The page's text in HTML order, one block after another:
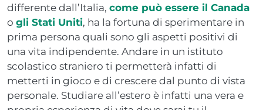
differente dall’Italia, come può essere il Canada
o gli Stati Uniti, ha la fortuna di sperimentare in
prima persona quali sono gli aspetti positivi di
una vita indipendente. Andare in un istituto
scolastico straniero ti permetterà infatti di
metterti in gioco e di crescere dal punto di vista
personale. Studiare all’estero è infatti una vera e